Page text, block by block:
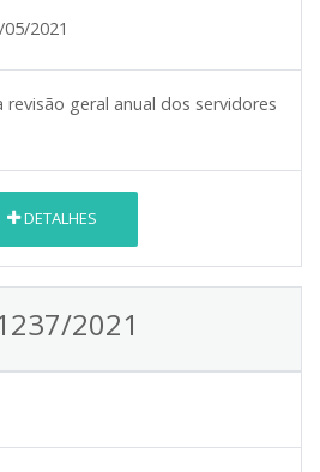
05/2021
revisão geral anual dos servidores
DETALHES
2021